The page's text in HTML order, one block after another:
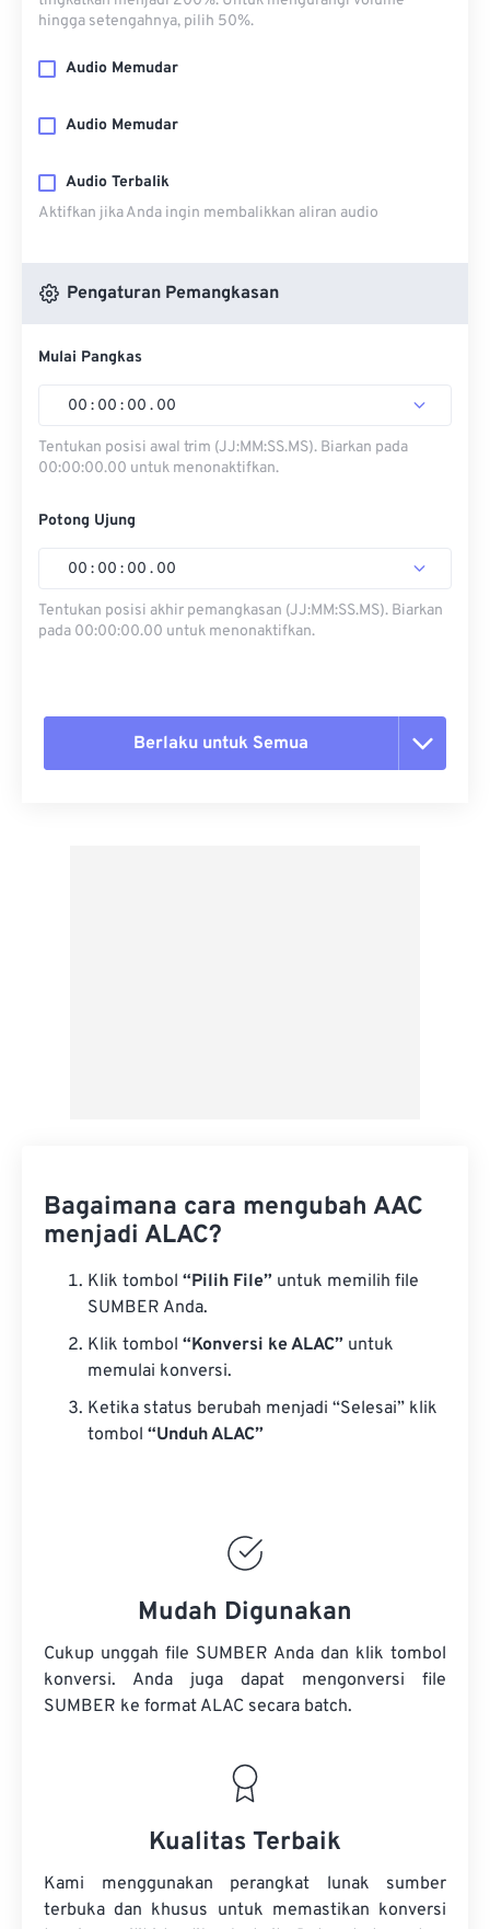
hingga setengahnya, pilih 50%.
Audio Memudar
Audio Memudar
Audio Terbalik
Aktifkan jika Anda ingin membalikkan aliran audio
Pengaturan Pemangkasan
Mulai Pangkas
00 : 00 : 00 . 00
Tentukan posisi awal trim (JJ:MM:SS.MS). Biarkan pada
00:00:00.00 untuk menonaktifkan.
Potong Ujung
00 : 00 : 00 . 00
Tentukan posisi akhir pemangkasan (JJ:MM:SS.MS). Biarkan
pada 00:00:00.00 untuk menonaktifkan.
Berlaku untuk Semua
Bagaimana cara mengubah AAC
menjadi ALAC?
Klik tombol “Pilih File” untuk memilih file
SUMBER Anda.
Klik tombol “Konversi ke ALAC” untuk
memulai konversi.
Ketika status berubah menjadi “Selesai” klik
tombol “Unduh ALAC”
Mudah Digunakan
Cukup unggah file SUMBER Anda dan klik tombol
konversi. Anda juga dapat mengonversi file
SUMBER ke format ALAC secara batch.
Kualitas Terbaik
Kami menggunakan perangkat lunak sumber
terbuka dan khusus untuk memastikan konversi